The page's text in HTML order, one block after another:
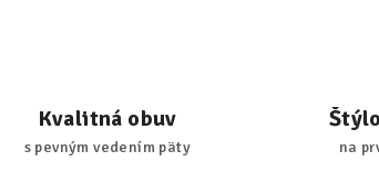
Kvalitná obuv
s pevným vedením päty na